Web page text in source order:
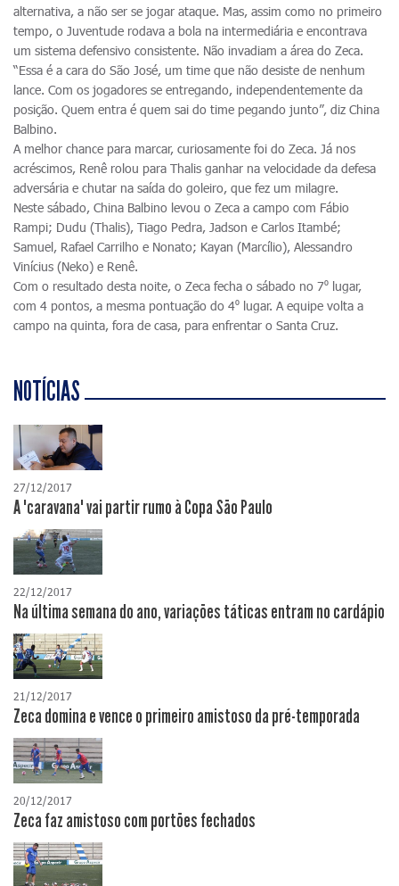
alternativa, a não ser se jogar ataque. Mas, assim como no primeiro
tempo, o Juventude rodava a bola na intermediária e encontrava
um sistema defensivo consistente. Não invadiam a área do Zeca.
“Essa é a cara do São José, um time que não desiste de nenhum
lance. Com os jogadores se entregando, independentemente da
posição. Quem entra é quem sai do time pegando junto”, diz China
Balbino.
A melhor chance para marcar, curiosamente foi do Zeca. Já nos
acréscimos, Renê rolou para Thalis ganhar na velocidade da defesa
adversária e chutar na saída do goleiro, que fez um milagre.
Neste sábado, China Balbino levou o Zeca a campo com Fábio
Rampi; Dudu (Thalis), Tiago Pedra, Jadson e Carlos Itambé;
Samuel, Rafael Carrilho e Nonato; Kayan (Marcílio), Alessandro
Vinícius (Neko) e Renê.
Com o resultado desta noite, o Zeca fecha o sábado no 7⁰ lugar,
com 4 pontos, a mesma pontuação do 4⁰ lugar. A equipe volta a
campo na quinta, fora de casa, para enfrentar o Santa Cruz.
NOTÍCIAS
27/12/2017
A "caravana" vai partir rumo à Copa São Paulo
22/12/2017
Na última semana do ano, variações táticas entram no cardápio
21/12/2017
Zeca domina e vence o primeiro amistoso da pré-temporada
20/12/2017
Zeca faz amistoso com portões fechados